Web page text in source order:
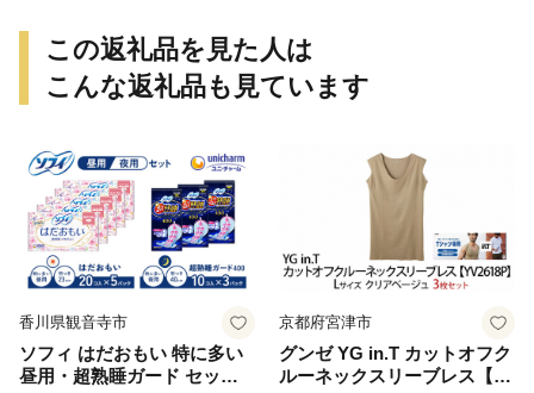
この返礼品を見た人は
こんな返礼品も見ています
香川県観音寺市
ソフィ はだおもい 特に多い
昼用・超熟睡ガード セット
京都府宮津市
グンゼ YG in.T カットオフク
ルーネックスリーブレス【Y